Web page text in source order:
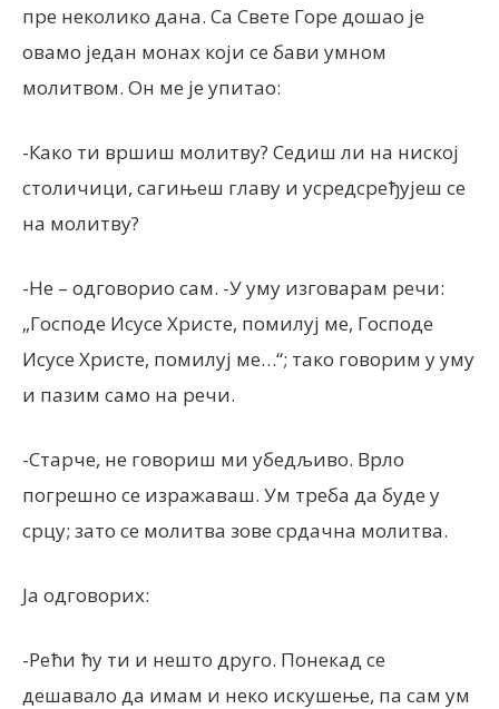
пре неколико дана. Са Свете Горе дошао је
овамо један монах који се бави умном
молитвом. Он ме је упитао:
-Како ти вршиш молитву? Седиш ли на ниској
столичици, сагињеш главу и усредсређујеш се
на молитву?
-Не – одговорио сам. -У уму изговарам речи:
„Господе Исусе Христе, помилуј ме, Господе
Исусе Христе, помилуј ме…“; тако говорим у уму
и пазим само на речи.
-Старче, не говориш ми убедљиво. Врло
погрешно се изражаваш. Ум треба да буде у
срцу; зато се молитва зове срдачна молитва.
Ја одговорих:
-Рећи ћу ти и нешто друго. Понекад се
дешавало да имам и неко искушење, па сам ум